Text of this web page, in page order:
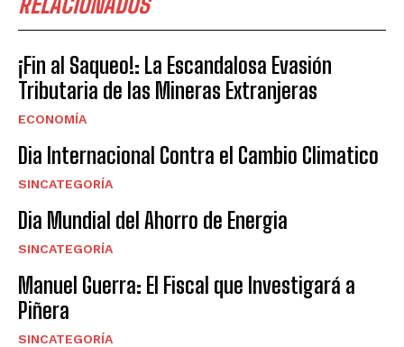
¡Fin al Saqueo!: La Escandalosa Evasión
Tributaria de las Mineras Extranjeras
ECONOMÍA
Dia Internacional Contra el Cambio Climatico
SINCATEGORÍA
Dia Mundial del Ahorro de Energia
SINCATEGORÍA
Manuel Guerra: El Fiscal que Investigará a
Piñera
SINCATEGORÍA